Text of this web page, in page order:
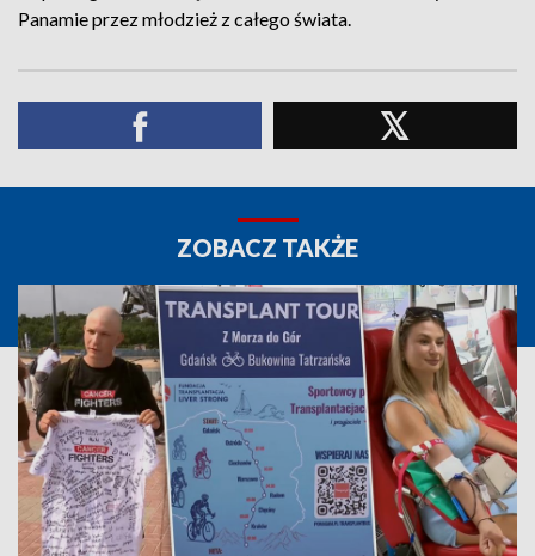
Panamie przez młodzież z całego świata.
ZOBACZ TAKŻE